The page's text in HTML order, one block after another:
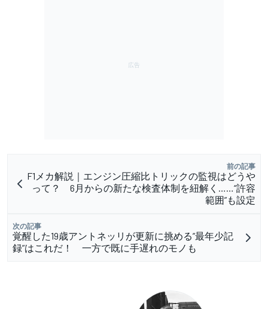
前の記事
F1メカ解説｜エンジン圧縮比トリックの監視はどうや
って？ 6月からの新たな検査体制を紐解く……“許容
範囲”も設定
次の記事
覚醒した19歳アントネッリが更新に挑める”最年少記
録”はこれだ！ 一方で既に手遅れのモノも